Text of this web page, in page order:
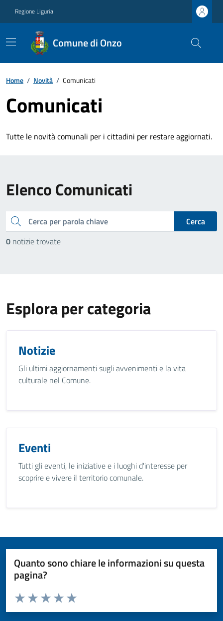
Regione Liguria
Comune di Onzo
Home / Novità / Comunicati
Comunicati
Tutte le novità comunali per i cittadini per restare aggiornati.
Elenco Comunicati
cerca
Cerca
0 notizie trovate
Esplora per categoria
Notizie
Gli ultimi aggiornamenti sugli avvenimenti e la vita
culturale nel Comune.
Eventi
Tutti gli eventi, le iniziative e i luoghi d'interesse per
scoprire e vivere il territorio comunale.
Quanto sono chiare le informazioni su questa
pagina?
Valuta da 1 a 5 stelle la pagina
Valuta 5 stelle su 5
Valuta 4 stelle su 5
Valuta 3 stelle su 5
Valuta 2 stelle su 5
Valuta 1 stelle su 5